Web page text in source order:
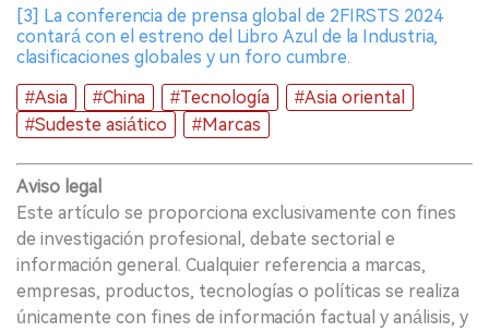
[3] La conferencia de prensa global de 2FIRSTS 2024
contará con el estreno del Libro Azul de la Industria,
clasificaciones globales y un foro cumbre.
#Asia
#China #Tecnología
#Asia oriental
#Sudeste asiático
#Marcas
Aviso legal
Este artículo se proporciona exclusivamente con fines
de investigación profesional, debate sectorial e
información general. Cualquier referencia a marcas,
empresas, productos, tecnologías o políticas se realiza
únicamente con fines de información factual y análisis, y